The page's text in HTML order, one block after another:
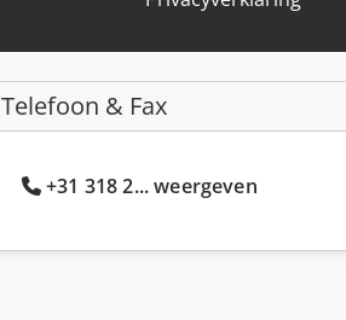
Telefoon & Fax
+31 318 2... weergeven